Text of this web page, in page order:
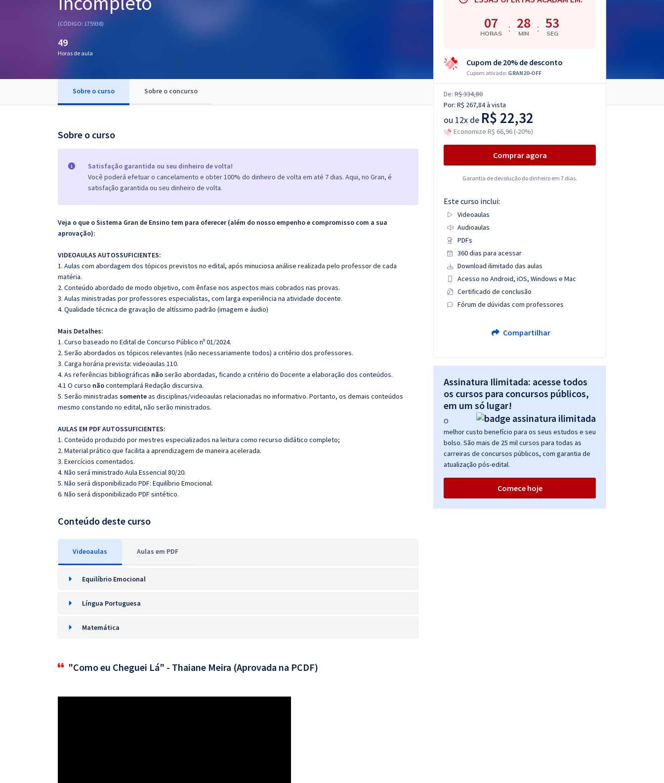
Questões grátis
(CÓDIGO: 175938)
49
Horas de aula
Sobre o curso Sobre o concurso
Sobre o curso
Satisfação garantida ou seu dinheiro de volta!
Você poderá efetuar o cancelamento e obter 100% do dinheiro de volta em até 7 dias. Aqui, no Gran, é
satisfação garantida ou seu dinheiro de volta.
Veja o que o Sistema Gran de Ensino tem para oferecer (além do nosso empenho e compromisso com a sua
aprovação):
VIDEOAULAS AUTOSSUFICIENTES:
1. Aulas com abordagem dos tópicos previstos no edital, após minuciosa análise realizada pelo professor de cada
matéria.
2. Conteúdo abordado de modo objetivo, com ênfase nos aspectos mais cobrados nas provas.
3. Aulas ministradas por professores especialistas, com larga experiência na atividade docente.
4. Qualidade técnica de gravação de altíssimo padrão (imagem e áudio)
Mais Detalhes:
1. Curso baseado no Edital de Concurso Público nº 01/2024.
2. Serão abordados os tópicos relevantes (não necessariamente todos) a critério dos professores.
3. Carga horária prevista: videoaulas 110.
4. As referências bibliográficas nãoserão abordadas, ficando a critério do Docente a elaboração dos conteúdos.
4.1 O curso nãocontemplará Redação discursiva.
5. Serão ministradas somenteas disciplinas/videoaulas relacionadas no informativo. Portanto, os demais conteúdos
mesmo constando no edital, não serão ministrados.
AULAS EM PDF AUTOSSUFICIENTES:
1. Conteúdo produzido por mestres especializados na leitura como recurso didático completo;
2. Material prático que facilita a aprendizagem de maneira acelerada.
3. Exercícios comentados.
4. Não será ministrado Aula Essencial 80/20.
5. Não será disponibilizado PDF: Equilíbrio Emocional.
6. Não será disponibilizado PDF sintético.
Conteúdo deste curso
Videoaulas Aulas em PDF
Equilíbrio Emocional
Língua Portuguesa
Matemática
"Como eu Cheguei Lá" - Thaiane Meira (Aprovada na PCDF)
07
HORAS : 28
MIN : 52
SEG
Cupom de 20% de desconto
Cupom ativado: GRAN20-OFF
De: R$ 334,80
Por: R$ 267,84à vista
ou 12x de R$ 22,32
Economize R$ 66,96 (-20%)
Comprar agora
Garantia de devolução do dinheiro em 7 dias.
Este curso inclui:
Videoaulas
Audioaulas
PDFs
360 dias para acessar
Download ilimitado das aulas
Acesso no Android, iOS, Windows e Mac
Certificado de conclusão
Fórum de dúvidas com professores
Compartilhar
Assinatura Ilimitada: acesse todos
os cursos para concursos públicos,
em um só lugar!
O
melhor custo benefício para os seus estudos e seu
bolso. São mais de 25 mil cursos para todas as
carreiras de concursos públicos, com garantia de
atualização pós-edital.
Comece hoje